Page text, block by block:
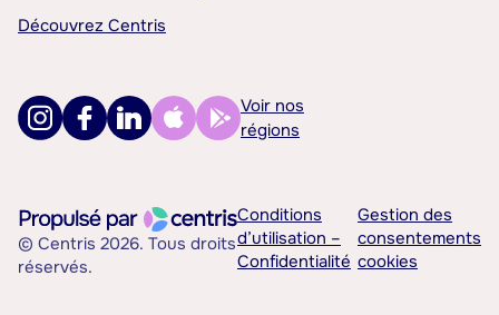
Découvrez Centris
Voir nos
régions
© Centris 2026. Tous droits
réservés.
Conditions
d’utilisation –
Confidentialité
Gestion des
consentements
cookies